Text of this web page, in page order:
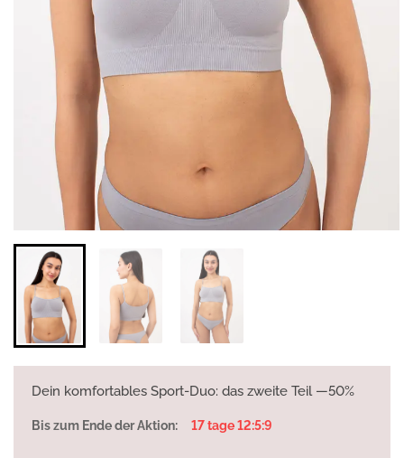
Dein komfortables Sport-Duo: das zweite Teil —50%
Bis zum Ende der Aktion: 17 tage 12:5:9